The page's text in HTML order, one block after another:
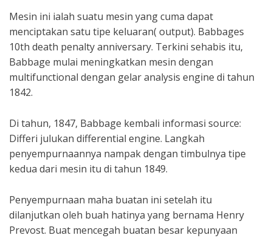
Mesin ini ialah suatu mesin yang cuma dapat
menciptakan satu tipe keluaran( output). Babbages
10th death penalty anniversary. Terkini sehabis itu,
Babbage mulai meningkatkan mesin dengan
multifunctional dengan gelar analysis engine di tahun
1842.
Di tahun, 1847, Babbage kembali informasi source:
Differi julukan differential engine. Langkah
penyempurnaannya nampak dengan timbulnya tipe
kedua dari mesin itu di tahun 1849.
Penyempurnaan maha buatan ini setelah itu
dilanjutkan oleh buah hatinya yang bernama Henry
Prevost. Buat mencegah buatan besar kepunyaan